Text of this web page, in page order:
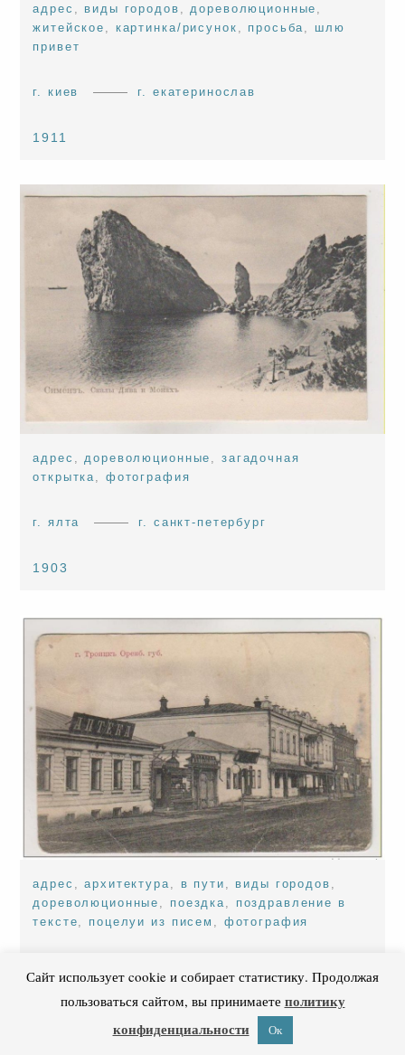
адрес виды городов дореволюционные
житейское
картинка/рисунок просьба
шлю
привет
г. киев г. екатеринослав
1911
адрес дореволюционные
загадочная
открытка
фотография
г. ялта г. санкт-петербург
1903
адрес ,архитектура, в пути , виды городов ,
дореволюционные , поездка, поздравление в
тексте, поцелуи из писем , фотография
Сайт использует cookie и собирает статистику. Продолжая
пользоваться сайтом, вы принимаете политику
конфиденциальности
Ок